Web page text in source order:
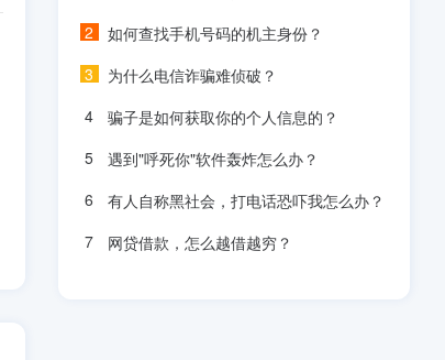
如何查找手机号码的机主身份？
为什么电信诈骗难侦破？
骗子是如何获取你的个人信息的？
遇到"呼死你"软件轰炸怎么办？
有人自称黑社会，打电话恐吓我怎么办？
网贷借款，怎么越借越穷？